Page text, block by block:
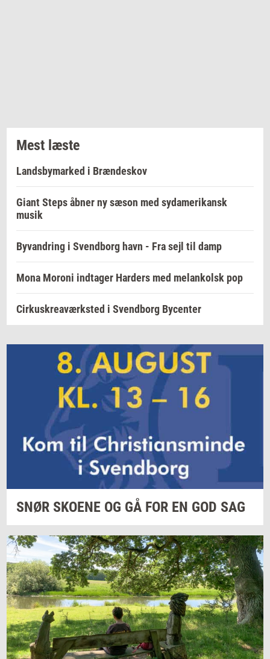
Mest læste
Landsbymarked i Brændeskov
Giant Steps åbner ny sæson med sydamerikansk
musik
Byvandring i Svendborg havn - Fra sejl til damp
Mona Moroni indtager Harders med melankolsk pop
Cirkuskreaværksted i Svendborg Bycenter
SNØR SKO­E­NE OG GÅ FOR EN GOD SAG